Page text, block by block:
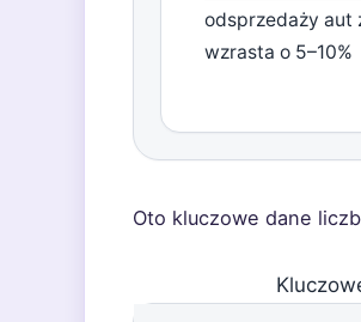
odsprzedaży aut
wzrasta o 5–10%
Oto kluczowe dane